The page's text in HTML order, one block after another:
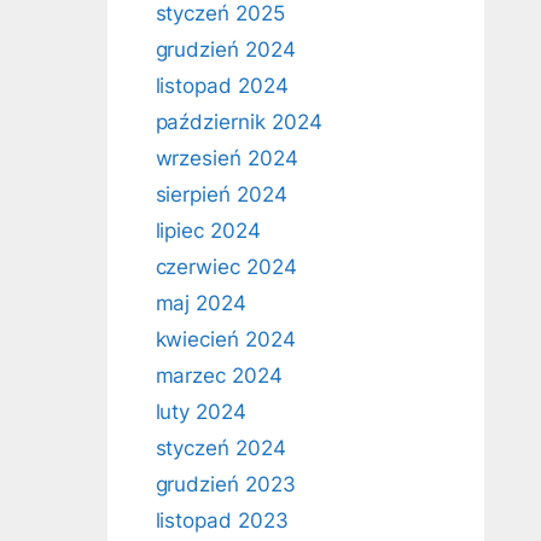
styczeń 2025
grudzień 2024
listopad 2024
październik 2024
wrzesień 2024
sierpień 2024
lipiec 2024
czerwiec 2024
maj 2024
kwiecień 2024
marzec 2024
luty 2024
styczeń 2024
grudzień 2023
listopad 2023